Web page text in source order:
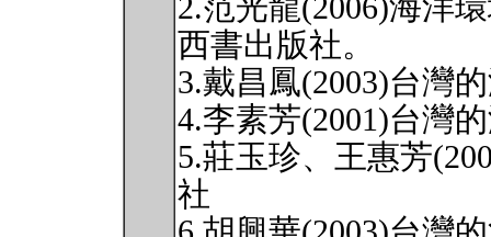
2.范光龍(2006)海洋
西書出版社。
3.戴昌鳳(2003)台灣
4.李素芳(2001)台灣
5.莊玉珍、王惠芳
社